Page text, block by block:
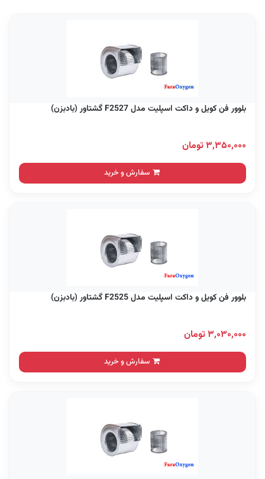
بلوور فن کویل و داکت اسپلیت مدل F2527 گشتاور (بادبزن)
۳,۳۵۰,۰۰۰ تومان
سفارش و خرید
بلوور فن کویل و داکت اسپلیت مدل F2525 گشتاور (بادبزن)
۳,۰۳۰,۰۰۰ تومان
سفارش و خرید